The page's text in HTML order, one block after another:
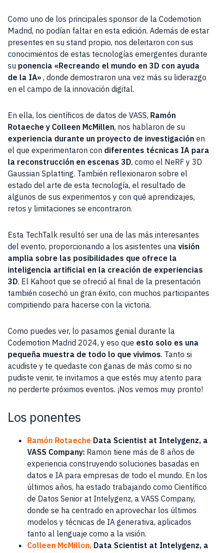
Como uno de los principales sponsor de la Codemotion
Madrid, no podían faltar en esta edición. Además de estar
presentes en su stand propio, nos deleitaron con sus
conocimientos de estas tecnologías emergentes durante
su ponencia «Recreando el mundo en 3D con ayuda
de la IA» , donde demostraron una vez más su liderazgo
en el campo de la innovación digital.
En ella, los científicos de datos de VASS, Ramón
Rotaeche y Colleen McMillen, nos hablaron de su
experiencia durante un proyecto de investigación en
el que experimentaron con diferentes técnicas IA para
la reconstrucción en escenas 3D, como el NeRF y 3D
Gaussian Splatting. También reflexionaron sobre el
estado del arte de esta tecnología, el resultado de
algunos de sus experimentos y con qué aprendizajes,
retos y limitaciones se encontraron.
Esta TechTalk resultó ser una de las más interesantes
del evento, proporcionando a los asistentes una visión
amplia sobre las posibilidades que ofrece la
inteligencia artificial en la creación de experiencias
3D. El Kahoot que se ofreció al final de la presentación
también cosechó un gran éxito, con muchos participantes
compitiendo para hacerse con la victoria.
Como puedes ver, lo pasamos genial durante la
Codemotion Madrid 2024, y eso que esto solo es una
pequeña muestra de todo lo que vivimos. Tanto si
acudiste y te quedaste con ganas de más como si no
pudiste venir, te invitamos a que estés muy atento para
no perderte próximos eventos. ¡Nos vemos muy pronto!
Los ponentes
Ramón Rotaeche Data Scientist at Intelygenz, a
VASS Company: Ramon tiene más de 8 años de
experiencia construyendo soluciones basadas en
datos e IA para empresas de todo el mundo. En los
últimos años, ha estado trabajando como Científico
de Datos Senior at Intelygenz, a VASS Company,
donde se ha centrado en aprovechar los últimos
modelos y técnicas de IA generativa, aplicados
tanto al lenguaje como a la visión.
Colleen McMillon, Data Scientist at Intelygenz, a